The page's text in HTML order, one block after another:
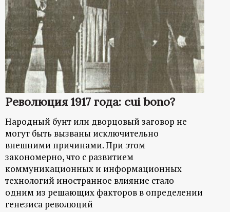
Революция 1917 года: cui bono?
Народный бунт или дворцовый заговор не
могут быть вызваны исключительно
внешними причинами. При этом
закономерно, что с развитием
коммуникационных и информационных
технологий иностранное влияние стало
одним из решающих факторов в определении
генезиса революций